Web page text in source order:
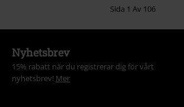
Sida 1 Av 106
Nyhetsbrev
15% rabatt när du registrerar dig för vårt
nyhetsbrev! Mer